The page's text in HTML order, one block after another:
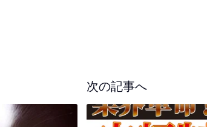
次の記事へ